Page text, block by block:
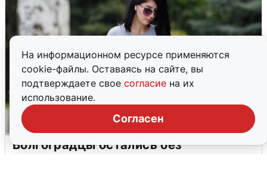
На информационном ресурсе применяются
cookie-файлы. Оставаясь на сайте, вы
подтверждаете свое согласие на их
использование.
Согласен
Волгоградцы остались без